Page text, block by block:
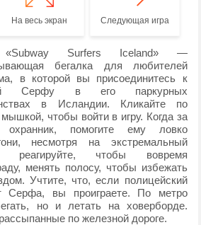
На весь экран Следующая игра
Surfers Iceland» —
бегалка для любителей
в которой вы присоединитесь к
Серфу в его паркурных
в Исландии. Кликайте по
чтобы войти в игру. Когда за
помогите ему ловко
несмотря на экстремальный
реагируйте, чтобы вовремя
менять полосу, чтобы избежать
Учтите, что, если полицейский
Серфа, вы проиграете. По метро
но и летать на ховерборде.
по железной дороге.